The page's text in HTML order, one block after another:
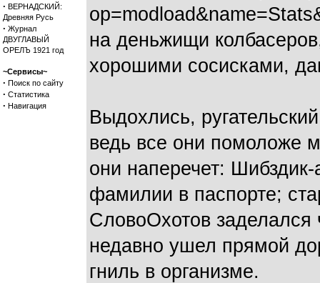
· ВЕРНАДСКИЙ:
Древняя Русь
· Журнал
ДВУГЛАВЫЙ
ОРЕЛЪ 1921 год
~Сервисы~
· Поиск по сайту
· Статистика
· Навигация
на деньжищи
хорошими сосисками,
Выдохлись,
ведь все они помоложе
они наперечет:
фамилии в паспорте;
СловоОхотов заделался
недавно ушел прямой
гниль в организме.